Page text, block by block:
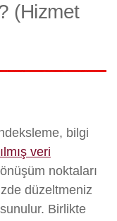
(Hizmet
bilgi
veri
noktaları
düzeltmeniz
Birlikte